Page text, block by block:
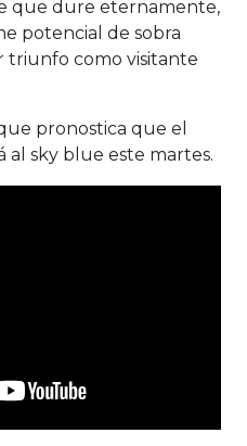
que dure eternamente,
potencial de sobra
triunfo como visitante
pronostica que el
al sky blue este martes.